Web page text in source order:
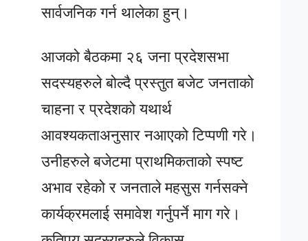
सार्वजनिक गर्न थालेका हुन्।
आजको बैठकमा २६ जना प्रदेशसभा
सदस्यहरुले बोल्दै प्रस्तुत बजेट जनताको
चाहना र प्रदेशको यथार्थ
आवश्यकताअनुसार नआएको टिप्पणी गरे।
उनीहरुले बजेटमा प्राथमिकताको स्पष्ट
अभाव रहेको र जनताले महसुस गर्नसक्ने
कार्यक्रमलाई समावेश गर्नुपर्ने माग गरे।